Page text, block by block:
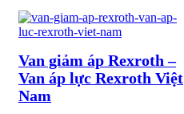
Van giảm áp Rexroth –
Van áp lực Rexroth Việt
Nam